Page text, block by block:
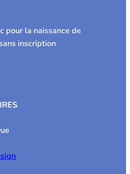
pour la naissance de
inscription